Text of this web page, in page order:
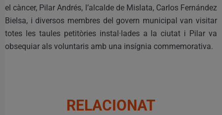
el càncer, Pilar Andrés, l’alcalde de Mislata, Carlos Fernández
Bielsa, i diversos membres del govern municipal van visitar
totes les taules petitòries instal·lades a la ciutat i Pilar va
obsequiar als voluntaris amb una insígnia commemorativa.
RELACIONAT